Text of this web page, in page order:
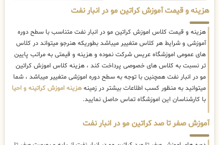
هزینه و قیمت آموزش کراتین مو در انبار نفت
هزینه و قیمت کلاس اموزش کراتین مو در انبار نفت متناسب با سطح دوره
آموزشی و شرایط هر کلاس متغییر میباشد بطوریکه هنرجو میتواند در کلاس
های عمومی اموزشگاه عریس شرکت نموده و هزینه و قیمتی به مراتب پایین
تر نسبت به کلاس های خصوصی پرداخت کند ، هزینه کلاس اموزش کراتین
مو در انبار نفت همچنین با توجه به سطح دوره اموزشی متغییر میباشد ، شما
میتوانید به منظور کسب اطلاعات بیشتر در زمینه هزینه اموزش کراتینه و احیا
با کارشناسان این اموزشگاه تماس حاصل نمایید.
آموزش صفر تا صد کراتین مو در انبار نفت